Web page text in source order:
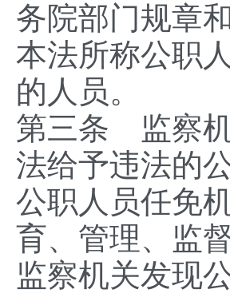
务院部门规章
本法所称公职
的人员。
第三条 监察机
法给予违法的
公职人员任免
育、管理、监
监察机关发现